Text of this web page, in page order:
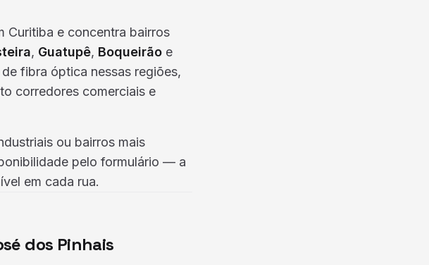
Curitiba e concentra bairros
, Guatupê, Boqueirão e
fibra óptica nessas regiões,
corredores comerciais e
ou bairros mais
pelo formulário — a
em cada rua.
dos Pinhais